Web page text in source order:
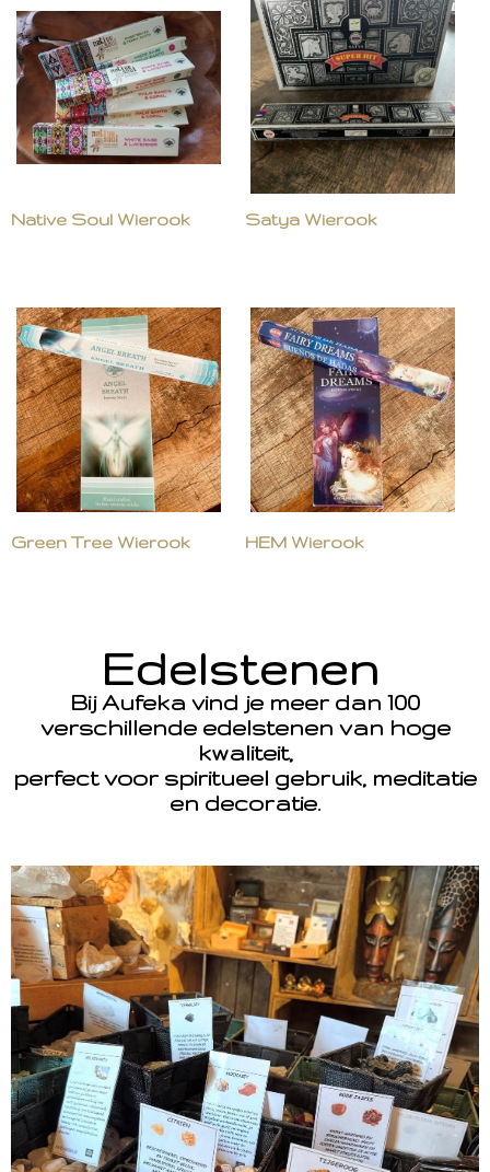
Native Soul Wierook Satya Wierook
Green Tree Wierook HEM Wierook
Edelstenen
Bij Aufeka vind je meer dan 100
verschillende edelstenen van hoge
kwaliteit,
perfect voor spiritueel gebruik, meditatie
en decoratie.